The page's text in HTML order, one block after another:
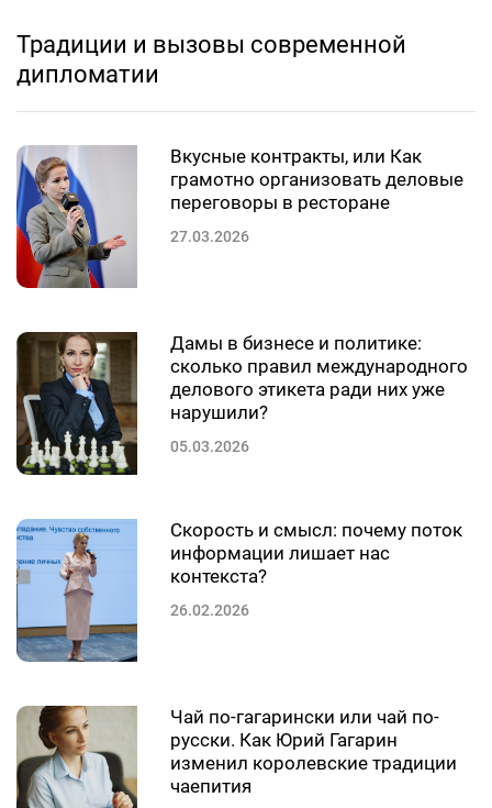
Традиции и вызовы современной
дипломатии
Вкусные контракты, или Как
грамотно организовать деловые
переговоры в ресторане
27.03.2026
Дамы в бизнесе и политике:
сколько правил международного
делового этикета ради них уже
нарушили?
05.03.2026
Скорость и смысл: почему поток
информации лишает нас
контекста?
26.02.2026
Чай по-гагарински или чай по-
русски. Как Юрий Гагарин
изменил королевские традиции
чаепития